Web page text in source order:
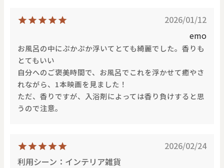
円
色で探す
お買い物ガイド 企業情報
2026/01/12
emo
お風呂の中にぷかぷか浮いてとても綺麗でした。香りも
とてもいい
自分へのご褒美時間で、お風呂でこれを浮かせて癒やさ
れながら、1本映画を見ました！
ただ、香りですが、入浴剤によっては香り負けすると思
うので注意。
2026/02/24
利用シーン：インテリア雑貨